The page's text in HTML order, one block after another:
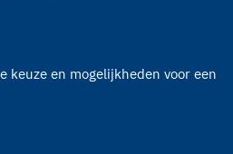
keuze en mogelijkheden voor een